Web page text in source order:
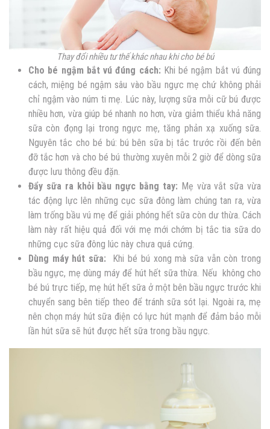
Thay đổi nhiều tư thế khác nhau khi cho bé bú
Cho bé ngậm bắt vú đúng cách: Khi bé ngậm bắt vú đúng
cách, miệng bé ngậm sâu vào bầu ngực mẹ chứ không phải
chỉ ngậm vào núm ti mẹ. Lúc này, lượng sữa mỗi cữ bú được
nhiều hơn, vừa giúp bé nhanh no hơn, vừa giảm thiểu khả năng
sữa còn đọng lại trong ngực mẹ, tăng phản xạ xuống sữa.
Nguyên tắc cho bé bú: bú bên sữa bị tắc trước rồi đến bên
đỡ tắc hơn và cho bé bú thường xuyên mỗi 2 giờ để dòng sữa
được lưu thông đều đặn.
Đẩy sữa ra khỏi bầu ngực bằng tay: Mẹ vừa vắt sữa vừa
tác động lực lên những cục sữa đông làm chúng tan ra, vừa
làm trống bầu vú mẹ để giải phóng hết sữa còn dư thừa. Cách
làm này rất hiệu quả đối với mẹ mới chớm bị tắc tia sữa do
những cục sữa đông lúc này chưa quá cứng.
Dùng máy hút sữa:
Khi bé bú xong mà sữa vẫn còn trong
bầu ngực, mẹ dùng máy để hút hết sữa thừa. Nếu không cho
bé bú trực tiếp, mẹ hút hết sữa ở một bên bầu ngực trước khi
chuyển sang bên tiếp theo để tránh sữa sót lại. Ngoài ra, mẹ
nên chọn máy hút sữa điện có lực hút mạnh để đảm bảo mỗi
lần hút sữa sẽ hút được hết sữa trong bầu ngực.